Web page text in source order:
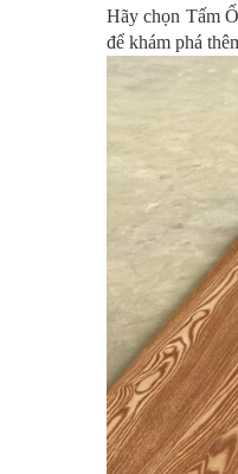
Hãy chọn Tấm
để khám phá